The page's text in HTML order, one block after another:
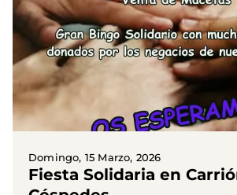
Domingo, 15 Marzo, 2026
Fiesta Solidaria en